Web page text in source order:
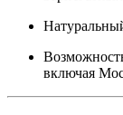
включая